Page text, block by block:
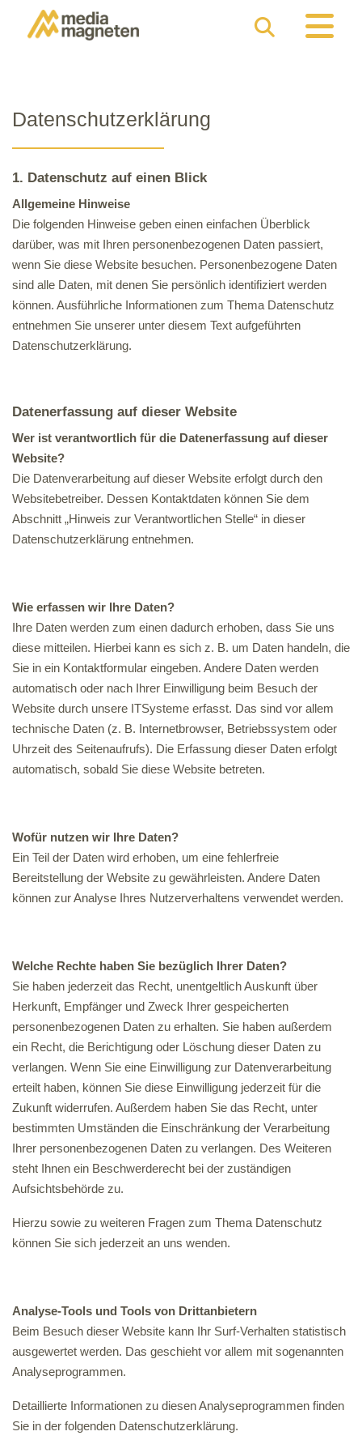
Datenschutzerklärung
1. Datenschutz auf einen Blick
Allgemeine Hinweise
Die folgenden Hinweise geben einen einfachen Überblick
darüber, was mit Ihren personenbezogenen Daten passiert,
wenn Sie diese Website besuchen. Personenbezogene Daten
sind alle Daten, mit denen Sie persönlich identifiziert werden
können. Ausführliche Informationen zum Thema Datenschutz
entnehmen Sie unserer unter diesem Text aufgeführten
Datenschutzerklärung.
Datenerfassung auf dieser Website
Wer ist verantwortlich für die Datenerfassung auf dieser
Website?
Die Datenverarbeitung auf dieser Website erfolgt durch den
Websitebetreiber. Dessen Kontaktdaten können Sie dem
Abschnitt „Hinweis zur Verantwortlichen Stelle“ in dieser
Datenschutzerklärung entnehmen.
Wie erfassen wir Ihre Daten?
Ihre Daten werden zum einen dadurch erhoben, dass Sie uns
diese mitteilen. Hierbei kann es sich z. B. um Daten handeln, die
Sie in ein Kontaktformular eingeben. Andere Daten werden
automatisch oder nach Ihrer Einwilligung beim Besuch der
Website durch unsere ITSysteme erfasst. Das sind vor allem
technische Daten (z. B. Internetbrowser, Betriebssystem oder
Uhrzeit des Seitenaufrufs). Die Erfassung dieser Daten erfolgt
automatisch, sobald Sie diese Website betreten.
Wofür nutzen wir Ihre Daten?
Ein Teil der Daten wird erhoben, um eine fehlerfreie
Bereitstellung der Website zu gewährleisten. Andere Daten
können zur Analyse Ihres Nutzerverhaltens verwendet werden.
Welche Rechte haben Sie bezüglich Ihrer Daten?
Sie haben jederzeit das Recht, unentgeltlich Auskunft über
Herkunft, Empfänger und Zweck Ihrer gespeicherten
personenbezogenen Daten zu erhalten. Sie haben außerdem
ein Recht, die Berichtigung oder Löschung dieser Daten zu
verlangen. Wenn Sie eine Einwilligung zur Datenverarbeitung
erteilt haben, können Sie diese Einwilligung jederzeit für die
Zukunft widerrufen. Außerdem haben Sie das Recht, unter
bestimmten Umständen die Einschränkung der Verarbeitung
Ihrer personenbezogenen Daten zu verlangen. Des Weiteren
steht Ihnen ein Beschwerderecht bei der zuständigen
Aufsichtsbehörde zu.
Hierzu sowie zu weiteren Fragen zum Thema Datenschutz
können Sie sich jederzeit an uns wenden.
Analyse-Tools und Tools von Dritt­anbietern
Beim Besuch dieser Website kann Ihr Surf-Verhalten statistisch
ausgewertet werden. Das geschieht vor allem mit sogenannten
Analyseprogrammen.
Detaillierte Informationen zu diesen Analyseprogrammen finden
Sie in der folgenden Datenschutzerklärung.